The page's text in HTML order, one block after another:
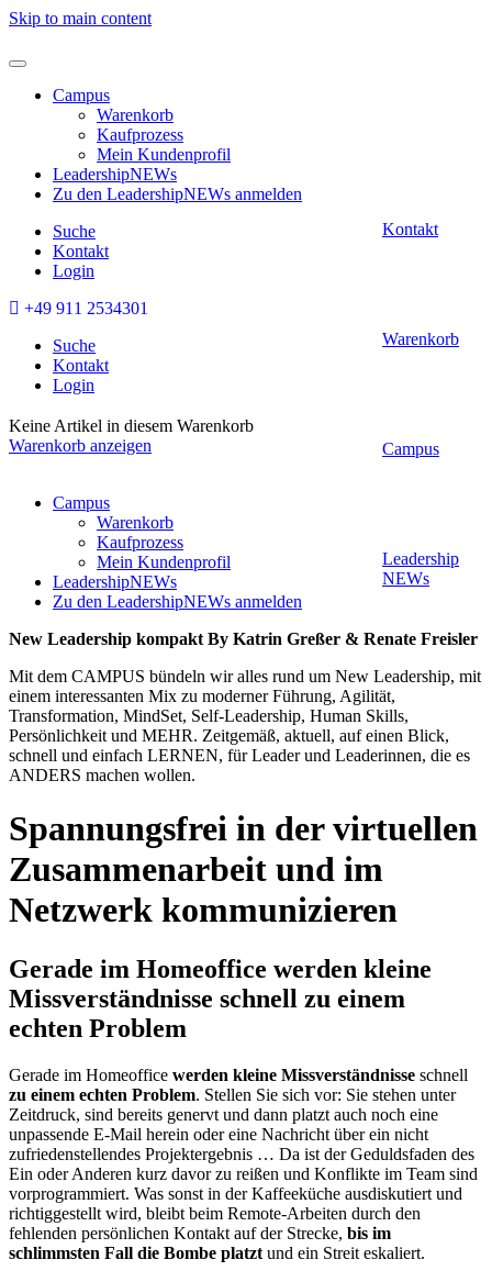
Skip to main content
Campus
Warenkorb
Kaufprozess
Mein Kundenprofil
LeadershipNEWs
Zu den LeadershipNEWs anmelden
Suche
Kontakt
Login
+49 911 2534301
Suche
Kontakt
Login
Keine Artikel in diesem Warenkorb
Warenkorb anzeigen
Campus
Warenkorb
Kaufprozess
Mein Kundenprofil
LeadershipNEWs
Zu den LeadershipNEWs anmelden
New Leadership kompakt By Katrin Greßer & Renate Freisler
Mit dem CAMPUS bündeln wir alles rund um New Leadership, mit
einem interessanten Mix zu moderner Führung, Agilität,
Transformation, MindSet, Self-Leadership, Human Skills,
Persönlichkeit und MEHR. Zeitgemäß, aktuell, auf einen Blick,
schnell und einfach LERNEN, für Leader und Leaderinnen, die es
ANDERS machen wollen.
Spannungsfrei in der virtuellen
Zusammenarbeit und im
Netzwerk kommunizieren
Gerade im Homeoffice werden kleine
Missverständnisse schnell zu einem
echten Problem
Gerade im Homeoffice werden kleine Missverständnisse schnell
zu einem echten Problem. Stellen Sie sich vor: Sie stehen unter
Zeitdruck, sind bereits genervt und dann platzt auch noch eine
unpassende E-Mail herein oder eine Nachricht über ein nicht
zufriedenstellendes Projektergebnis … Da ist der Geduldsfaden des
Ein oder Anderen kurz davor zu reißen und Konflikte im Team sind
vorprogrammiert. Was sonst in der Kaffeeküche ausdiskutiert und
richtiggestellt wird, bleibt beim Remote-Arbeiten durch den
fehlenden persönlichen Kontakt auf der Strecke, bis im
schlimmsten Fall die Bombe platzt und ein Streit eskaliert.
Kontakt
Warenkorb
Campus
Leadership
NEWs